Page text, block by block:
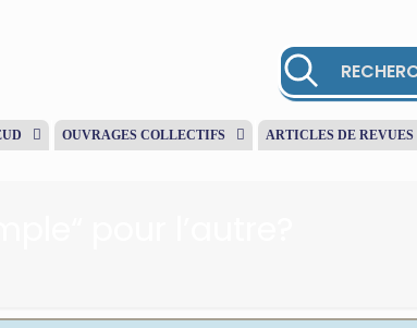
OUVRAGES COLLECTIFS ARTICLES DE REVUES